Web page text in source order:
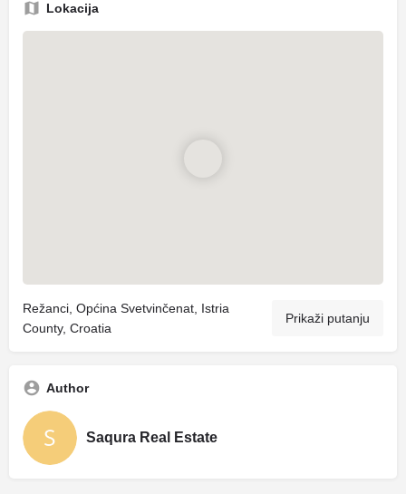
Lokacija
Režanci, Općina Svetvinčenat, Istria
County, Croatia
Prikaži putanju
Author
Saqura Real Estate